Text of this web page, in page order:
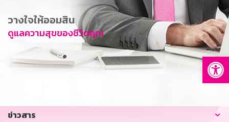
การพัฒนาที่ยั่งยืน
ข่าวสาร
บริการทางการเงิน
อื่นๆ
วางใจให้ออมสิน
ดูแลความสุขของชีวิตคุณ
ข่าวสาร